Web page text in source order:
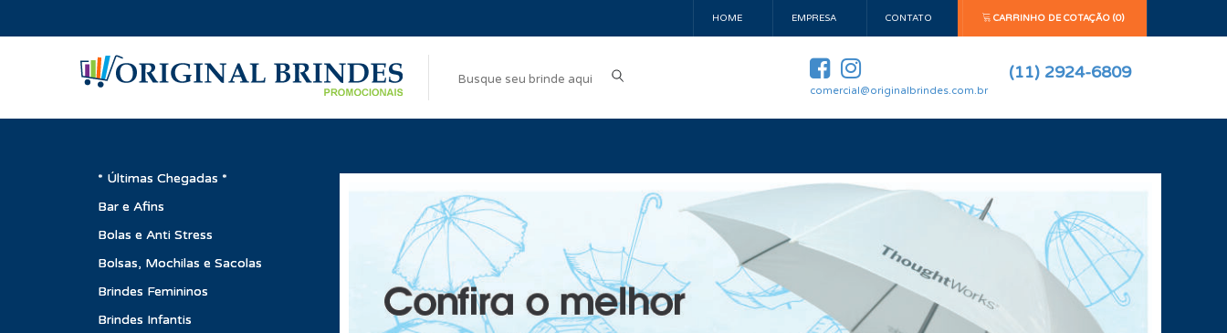
HOME EMPRESA CONTATO CARRINHO DE COTAÇÃO (0)
comercial@originalbrindes.com.br
(11) 2924-6809
* Últimas Chegadas *
Bar e Afins
Bolas e Anti Stress
Bolsas, Mochilas e Sacolas
Brindes Femininos
Brindes Infantis